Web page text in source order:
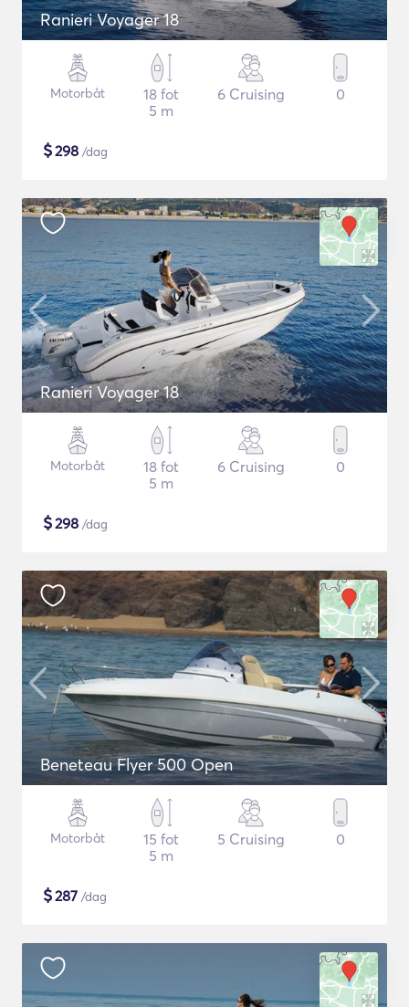
Ranieri Voyager 18
Motorbåt
18 fot
5 m
6 Cruising 0
$298 /dag
Ranieri Voyager 18
Motorbåt
18 fot
5 m
6 Cruising 0
$298 /dag
Beneteau Flyer 500 Open
Motorbåt
15 fot
5 m
5 Cruising 0
$287 /dag